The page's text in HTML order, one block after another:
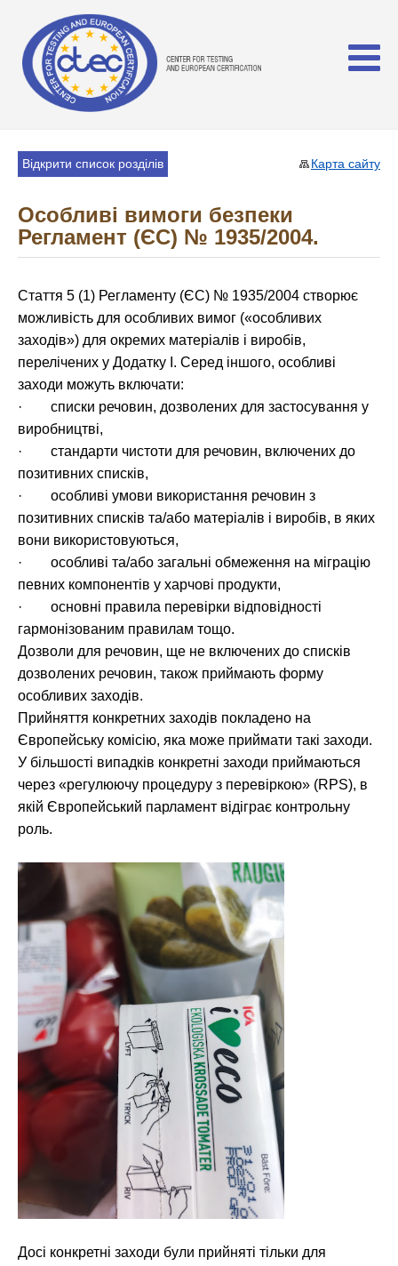
Карта сайту
Відкрити список розділів
Особливі вимоги безпеки
Регламент (ЄС) № 1935/2004.
Стаття 5 (1) Регламенту (ЄС) № 1935/2004 створює
можливість для особливих вимог («особливих
заходів») для окремих матеріалів і виробів,
перелічених у Додатку I. Серед іншого, особливі
заходи можуть включати:
· списки речовин, дозволених для застосування у
виробництві,
· стандарти чистоти для речовин, включених до
позитивних списків,
· особливі умови використання речовин з
позитивних списків та/або матеріалів і виробів, в яких
вони використовуються,
· особливі та/або загальні обмеження на міграцію
певних компонентів у харчові продукти,
· основні правила перевірки відповідності
гармонізованим правилам тощо.
Дозволи для речовин, ще не включених до списків
дозволених речовин, також приймають форму
особливих заходів.
Прийняття конкретних заходів покладено на
Європейську комісію, яка може приймати такі заходи.
У більшості випадків конкретні заходи приймаються
через «регулюючу процедуру з перевіркою» (RPS), в
якій Європейський парламент відіграє контрольну
роль.
Досі конкретні заходи були прийняті тільки для